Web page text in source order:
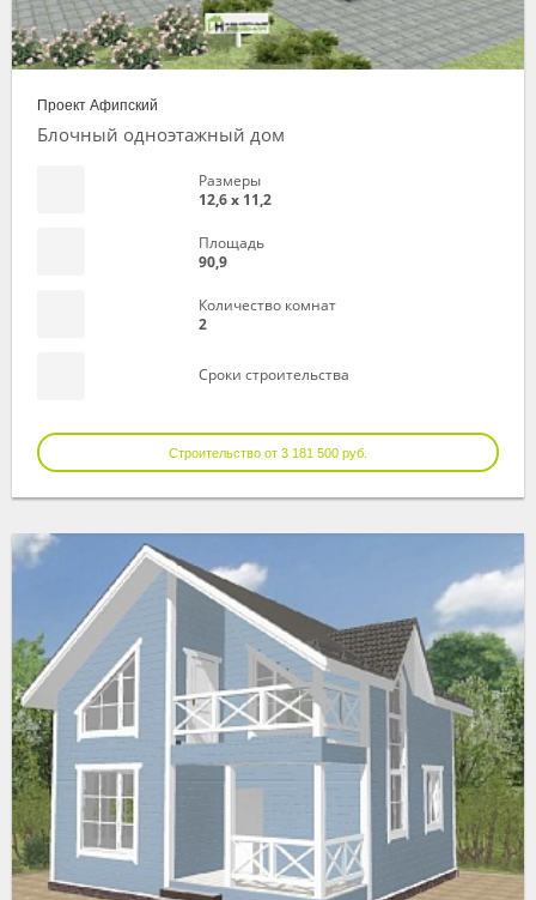
Проект Афипский
Блочный одноэтажный дом
Размеры
12,6 х 11,2
Площадь
90,9
Количество комнат
2
Сроки строительства
Строительство от 3 181 500 руб.